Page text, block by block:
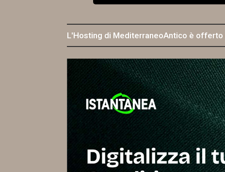
L'Hosting di MediterraneoAntico è offerto